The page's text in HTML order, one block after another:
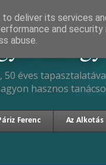
éves
hasznos
Ferenc Az Alkotás
deliver its services
and
abuse.